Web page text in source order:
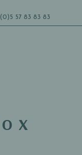
57 83 83 83